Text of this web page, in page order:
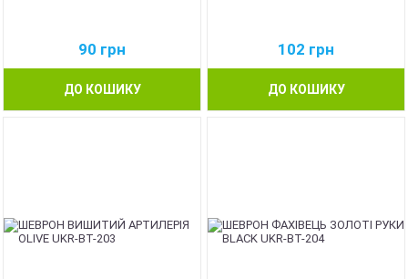
90 грн
ДО КОШИКУ
102 грн
ДО КОШИКУ